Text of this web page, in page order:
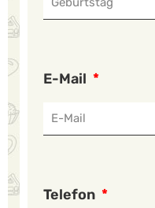
E-Mail
Telefon